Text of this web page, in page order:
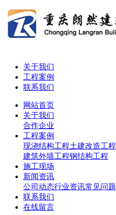
关于我们
工程案例
联系我们
网站首页
关于我们
合作企业
工程案例
现浇结构工程土建改造工程
建筑外墙工程钢结构工程
施工现场
新闻资讯
公司动态行业资讯常见问题
联系我们
在线留言